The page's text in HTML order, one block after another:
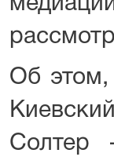
Об этом,
Солтер